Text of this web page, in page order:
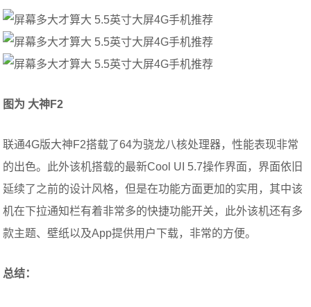
图为 大神F2
联通4G版大神F2搭载了64为骁龙八核处理器，性能表现非常
的出色。此外该机搭载的最新Cool UI 5.7操作界面，界面依旧
延续了之前的设计风格，但是在功能方面更加的实用，其中该
机在下拉通知栏有着非常多的快捷功能开关，此外该机还有多
款主题、壁纸以及App提供用户下载，非常的方便。
总结：